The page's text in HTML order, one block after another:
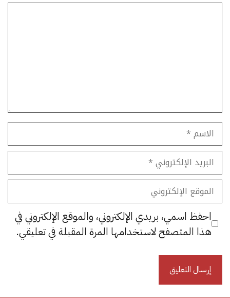
الاسم
البريد
الإلكتروني
الموقع
الإلكتروني
احفظ اسمي، بريدي الإلكتروني، والموقع الإلكتروني في
هذا المتصفح لاستخدامها المرة المقبلة في تعليقي.